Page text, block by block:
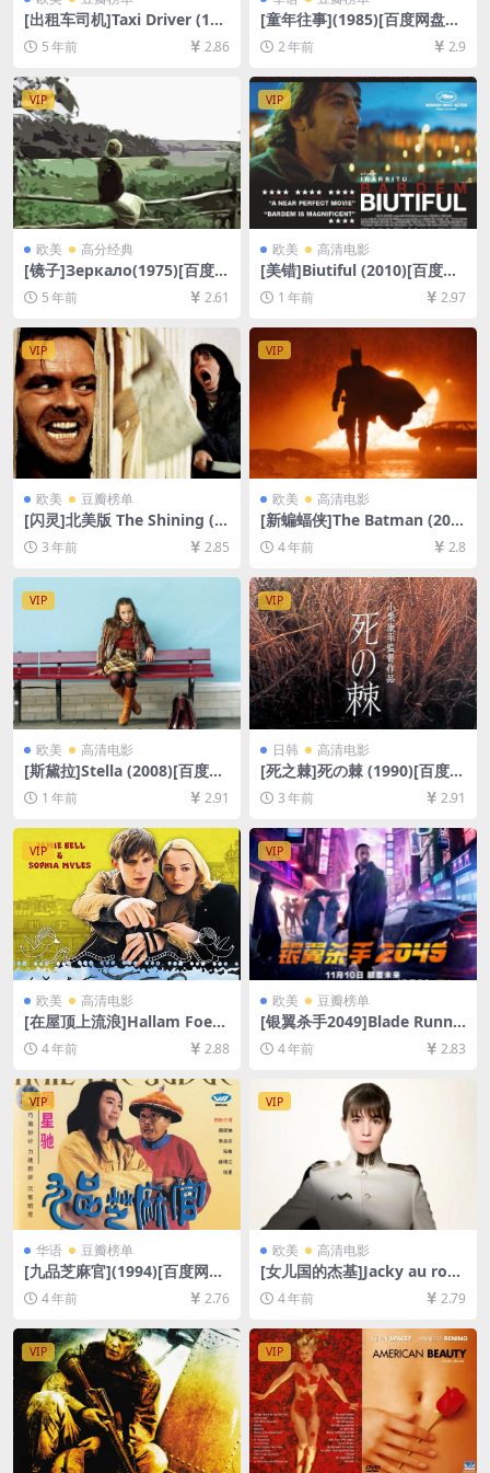
[出租车司机]Taxi Driver (197
6)[百度网盘+夸克网盘+迅雷云
盘资源1080P超清未删减][MP
4/7.2GB][中英字幕]
5 年前 2.86
[童年往事](1985)[百度网盘
+夸克网盘1080P超清未删减
资源][网盘在线播放/下载][MP
4/8GB][中文字幕]
2 年前 2.9
VIP
欧美 高分经典
[镜子]Зеркало(1975)[百度网
盘+夸克网盘+迅雷云盘资源10
80P超清未删减][MP4/6.9GB]
5 年前 2.61
VIP
欧美 高清电影
[美错]Biutiful (2010)[百度网
盘+夸克网盘1080P超清未删
减资源][网盘在线播放/下载]
1 年前 2.97
VIP
欧美 豆瓣榜单
[闪灵]北美版 The Shining (1
980)[百度网盘+夸克网盘+迅
雷云盘资源1080P超清未删减]
[MP4/9GB][中英字幕]
3 年前 2.85
VIP
欧美 高清电影
[新蝙蝠侠]The Batman (202
2)[百度网盘+迅雷云盘资源10
80P超清未删减][MP4/11GB]
[中英字幕]
4 年前 2.8
VIP
欧美 高清电影
[斯黛拉]Stella (2008)[百度网
盘+夸克网盘1080P超清未删
减资源][网盘在线播放/下载]
[MP4/8.5GB][中文字幕]
1 年前 2.91
VIP
日韩 高清电影
[死之棘]死の棘 (1990)[百度网
盘+夸克网盘1080P超清未删
减资源][网盘在线播放/下载]
[MP4/7.4GB][中文字幕]
3 年前 2.91
VIP
欧美 高清电影
[在屋顶上流浪]Hallam Foe
(2007)[百度网盘+迅雷云盘资
源1080P超清未删减][MP4/6
4 年前 2.88
VIP
欧美 豆瓣榜单
[银翼杀手2049]Blade Runne
r 2049 (2017)[百度网盘+迅雷
云盘资源1080P超清未删减]
4 年前 2.83
VIP
华语 豆瓣榜单
[九品芝麻官](1994)[百度网盘
+迅雷云盘资源1080P超清][M
P4/7GB][粤语中字]
4 年前 2.76
VIP
欧美 高清电影
[女儿国的杰基]Jacky au roya
ume des filles (2014)[百度
网盘+迅雷云盘资源1080P超
清未删减][MP4/5.2GB][中英
字幕]
4 年前 2.79
VIP VIP